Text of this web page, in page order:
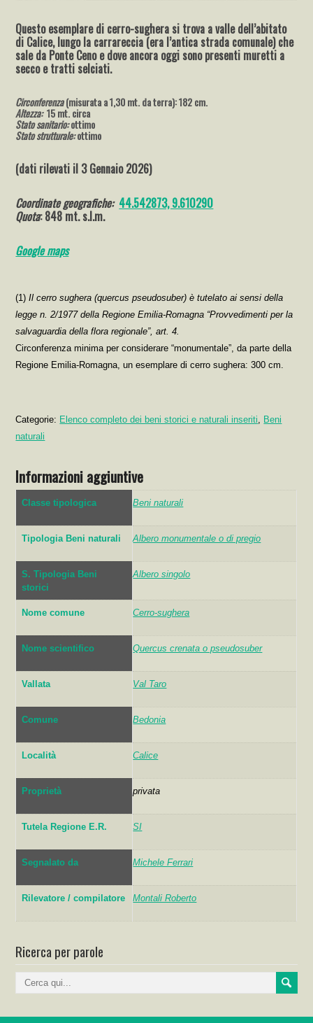
Questo esemplare di cerro-sughera si trova a valle dell’abitato
di Calice, lungo la carrareccia (era l’antica strada comunale) che
sale da Ponte Ceno e dove ancora oggi sono presenti muretti a
secco e tratti selciati.
Circonferenza(misurata a 1,30 mt. da terra): 182 cm.
Altezza:15 mt. circa
Stato sanitario:ottimo
Stato strutturale:ottimo
(dati rilevati il 3 Gennaio 2026)
Coordinate geografiche: 44.542873, 9.610290
Quota: 848 mt. s.l.m.
Google maps
(1) Il cerro sughera (quercus pseudosuber) è tutelato ai sensi della
legge n. 2/1977 della Regione Emilia-Romagna “Provvedimenti per la
salvaguardia della flora regionale”, art. 4.
Circonferenza minima per considerare “monumentale”, da parte della
Regione Emilia-Romagna, un esemplare di cerro sughera: 300 cm.
Categorie: Elenco completo dei beni storici e naturali inseriti, Beni
naturali
Informazioni aggiuntive
Classe tipologica Beni naturali
Tipologia Beni naturali Albero monumentale o di pregio
S. Tipologia Beni
storici
Albero singolo
Nome comune Cerro-sughera
Nome scientifico Quercus crenata o pseudosuber
Vallata Val Taro
Comune Bedonia
Località Calice
Proprietà privata
Tutela Regione E.R. SI
Segnalato da Michele Ferrari
Rilevatore / compilatore Montali Roberto
Ricerca per parole